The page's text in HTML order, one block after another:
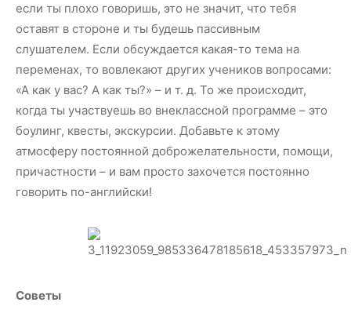
если ты плохо говоришь, это не значит, что тебя
оставят в стороне и ты будешь пассивным
слушателем. Если обсуждается какая-то тема на
переменах, то вовлекают других учеников вопросами:
«А как у вас? А как ты?» – и т. д. То же происходит,
когда ты участвуешь во внеклассной программе – это
боулинг, квесты, экскурсии. Добавьте к этому
атмосферу постоянной доброжелательности, помощи,
причастности – и вам просто захочется постоянно
говорить по-английски!
Советы